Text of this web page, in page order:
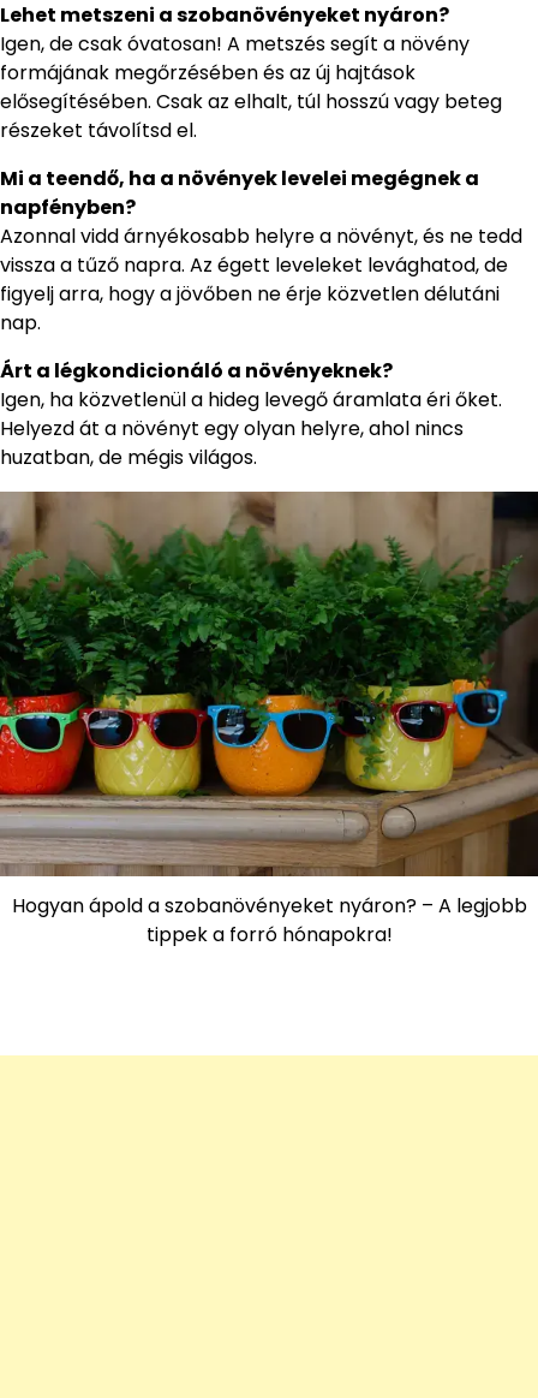
Lehet metszeni a szobanövényeket nyáron?
Igen, de csak óvatosan! A metszés segít a növény
formájának megőrzésében és az új hajtások
elősegítésében. Csak az elhalt, túl hosszú vagy beteg
részeket távolítsd el.
Mi a teendő, ha a növények levelei megégnek a
napfényben?
Azonnal vidd árnyékosabb helyre a növényt, és ne tedd
vissza a tűző napra. Az égett leveleket levághatod, de
figyelj arra, hogy a jövőben ne érje közvetlen délutáni
nap.
Árt a légkondicionáló a növényeknek?
Igen, ha közvetlenül a hideg levegő áramlata éri őket.
Helyezd át a növényt egy olyan helyre, ahol nincs
huzatban, de mégis világos.
Hogyan ápold a szobanövényeket nyáron? – A legjobb
tippek a forró hónapokra!